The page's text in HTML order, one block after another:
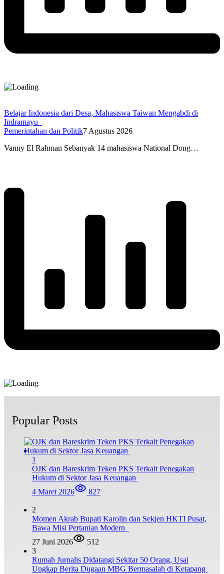
Belajar Indonesia dari Desa, Mahasiswa Taiwan Mengabdi di
Indramayu
Pemerintahan dan Politik7 Agustus 2026
Vanny El Rahman Sebanyak 14 mahasiswa National Dong…
Popular Posts
1
OJK dan Bareskrim Teken PKS Terkait Penegakan
Hukum di Sektor Jasa Keuangan
4 Maret 2026
827
2
Momen Akrab Bupati Karolin dan Sekjen HKTI Pusat,
Bawa Misi Pertanian Modern
27 Juni 2026
512
3
Rumah Jurnalis Didatangi Sekitar 50 Orang, Usai
Ungkap Berita Dugaan MBG Bermasalah di Ketapang